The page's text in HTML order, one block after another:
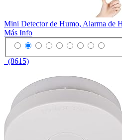
Mini Detector de Humo, Alarma de
Más Info
(8615)